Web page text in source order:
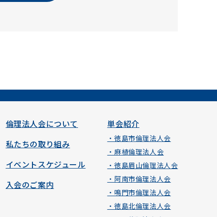
倫理法人会について
私たちの取り組み
イベントスケジュール
入会のご案内
単会紹介
・徳島市倫理法人会
・麻植倫理法人会
・徳島眉山倫理法人会
・阿南市倫理法人会
・鳴門市倫理法人会
・徳島北倫理法人会